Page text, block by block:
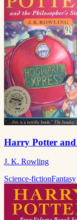
Harry Potter and
J. K. Rowling
Science-fictionFantasy